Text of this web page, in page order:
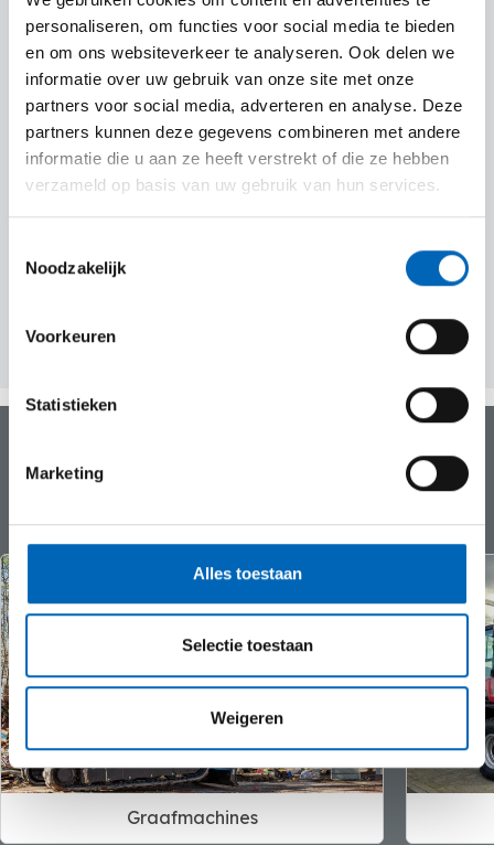
personaliseren, om functies voor social media te bieden
en om ons websiteverkeer te analyseren. Ook delen we
informatie over uw gebruik van onze site met onze
partners voor social media, adverteren en analyse. Deze
partners kunnen deze gegevens combineren met andere
informatie die u aan ze heeft verstrekt of die ze hebben
verzameld op basis van uw gebruik van hun services.
Noodzakelijk
Voorkeuren
Statistieken
Marketing
Alles toestaan
Selectie toestaan
Weigeren
CEBEKO beschikt over een team van dynamische
servicetechniekers die specialisten zijn in hun
vakgebied. Zo garanderen wij een minimale
stilstand van jouw machine.
Advies nodig voor jouw volgende project? Wij
staan voor je klaar.
Neem vrijblijvend contact op
Huur een machine
Graafmachines